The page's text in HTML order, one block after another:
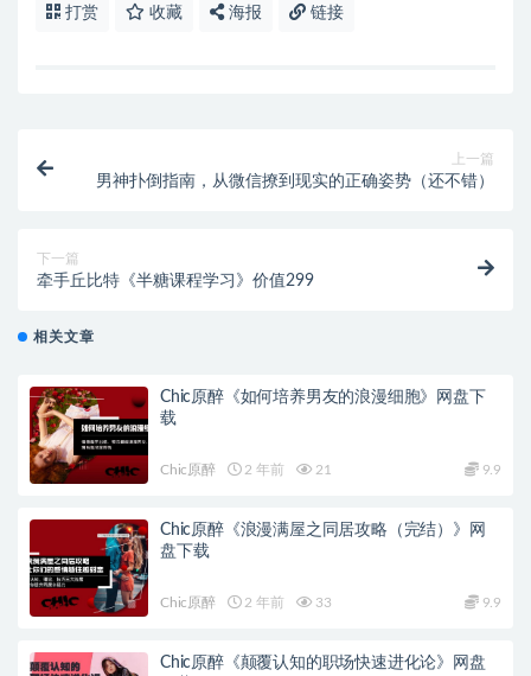
打赏 收藏 海报 链接
上一篇
男神扑倒指南，从微信撩到现实的正确姿势（还不错）
下一篇
牵手丘比特《半糖课程学习》价值299
相关文章
Chic原醉《如何培养男友的浪漫细胞》网盘下
载
Chic原醉 2 年前 21 9.9
Chic原醉《浪漫满屋之同居攻略（完结）》网
盘下载
Chic原醉 2 年前 33 9.9
Chic原醉《颠覆认知的职场快速进化论》网盘